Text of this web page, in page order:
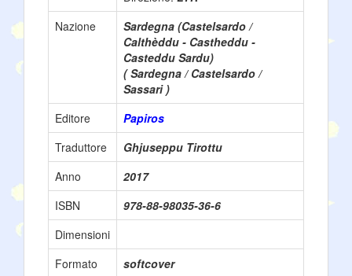
Nazione
Sardegna (Castelsardo /
Calthèddu - Castheddu -
Casteddu Sardu)
( Sardegna / Castelsardo /
Sassari )
Editore
Papiros
Traduttore
Ghjuseppu Tirottu
Anno
2017
ISBN
978-88-98035-36-6
Dimensioni
Formato
softcover